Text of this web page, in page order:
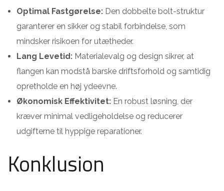
Optimal Fastgørelse: Den dobbelte bolt-struktur
garanterer en sikker og stabil forbindelse, som
mindsker risikoen for utætheder.
Lang Levetid: Materialevalg og design sikrer, at
flangen kan modstå barske driftsforhold og samtidig
opretholde en høj ydeevne.
Økonomisk Effektivitet: En robust løsning, der
kræver minimal vedligeholdelse og reducerer
udgifterne til hyppige reparationer.
Konklusion